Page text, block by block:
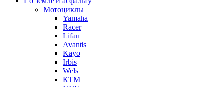
Мотоциклы
Yamaha
Racer
Lifan
Avantis
Kayo
Irbis
Wels
КТМ